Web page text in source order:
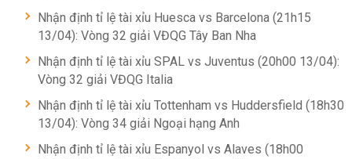
Nhận định tỉ lệ tài xỉu Huesca vs Barcelona (21h15
13/04): Vòng 32 giải VĐQG Tây Ban Nha
Nhận định tỉ lệ tài xỉu SPAL vs Juventus (20h00 13/04):
Vòng 32 giải VĐQG Italia
Nhận định tỉ lệ tài xỉu Tottenham vs Huddersfield (18h30
13/04): Vòng 34 giải Ngoại hạng Anh
Nhận định tỉ lệ tài xỉu Espanyol vs Alaves (18h00